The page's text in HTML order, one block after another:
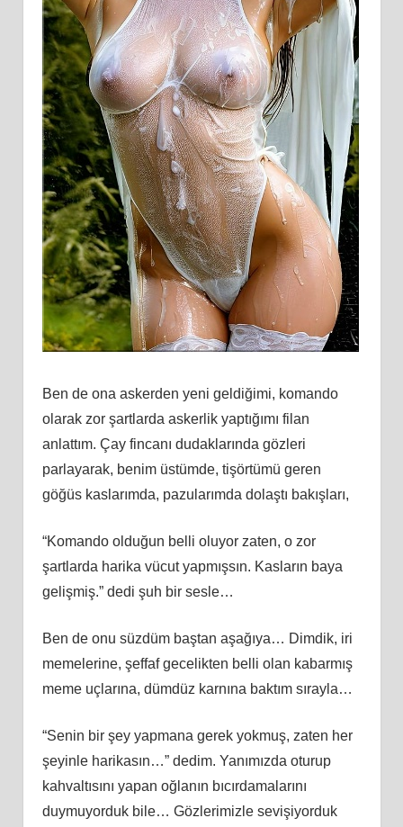
Ben de ona askerden yeni geldiğimi, komando
olarak zor şartlarda askerlik yaptığımı filan
anlattım. Çay fincanı dudaklarında gözleri
parlayarak, benim üstümde, tişörtümü geren
göğüs kaslarımda, pazularımda dolaştı bakışları,
“Komando olduğun belli oluyor zaten, o zor
şartlarda harika vücut yapmışsın. Kasların baya
gelişmiş.” dedi şuh bir sesle…
Ben de onu süzdüm baştan aşağıya… Dimdik, iri
memelerine, şeffaf gecelikten belli olan kabarmış
meme uçlarına, dümdüz karnına baktım sırayla…
“Senin bir şey yapmana gerek yokmuş, zaten her
şeyinle harikasın…” dedim. Yanımızda oturup
kahvaltısını yapan oğlanın bıcırdamalarını
duymuyorduk bile… Gözlerimizle sevişiyorduk